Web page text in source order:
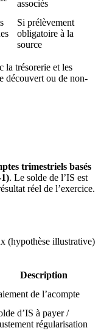
associés
Si prélèvement
obligatoire à la
source
la trésorerie et les
découvert ou de non-
trimestriels basés
. Le solde de l’IS est
réel de l’exercice.
(hypothèse illustrative)
Description
de l’acompte
d’IS à payer /
régularisation